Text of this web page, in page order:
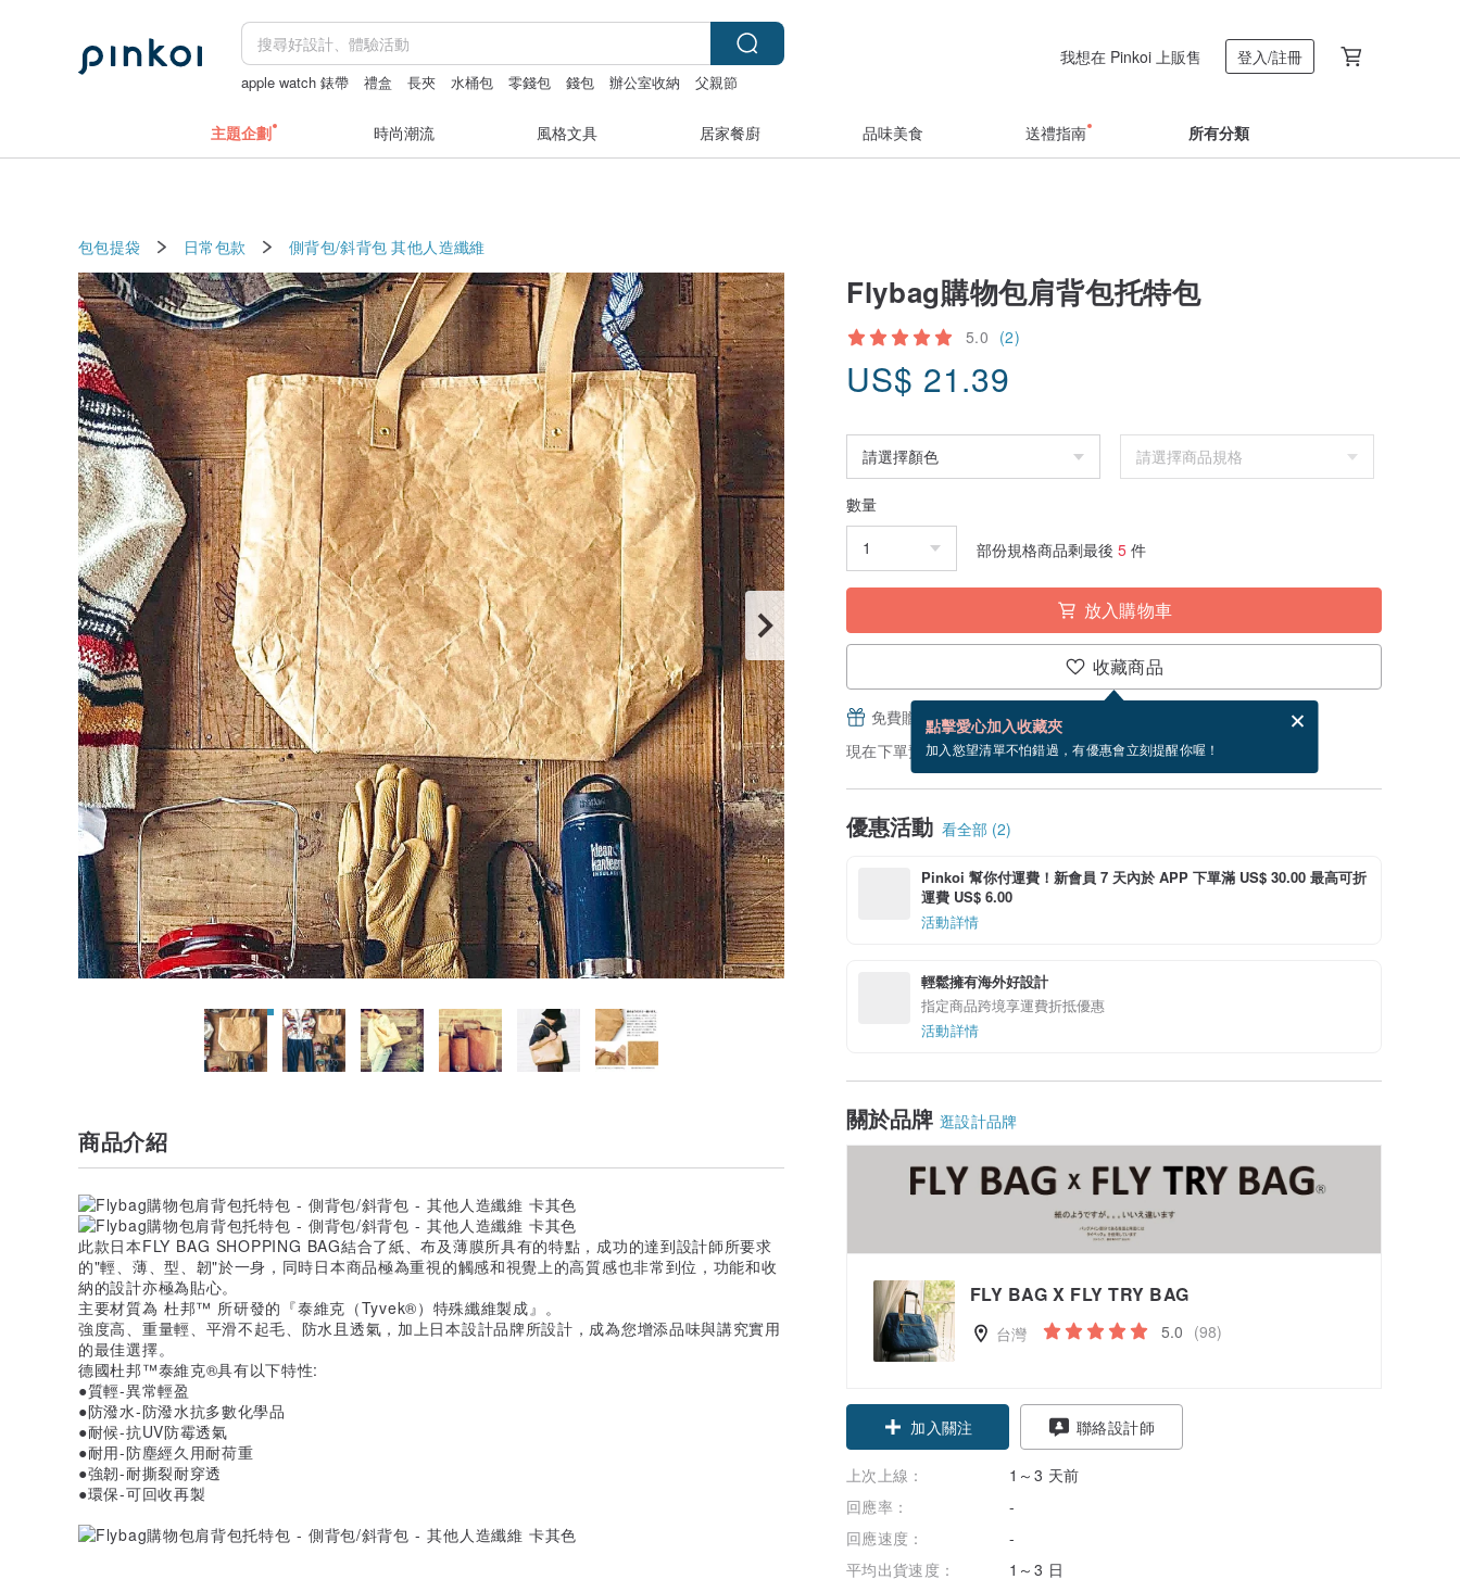
apple watch 錶帶 禮盒 長夾 水桶包 零錢包 錢包 辦公室收納 父親節
我想在 Pinkoi 上販售 登入/註冊
主題企劃 時尚潮流 風格文具 居家餐廚 品味美食 送禮指南 所有分類
包包提袋 日常包款 側背包/斜背包 其他人造纖維
Flybag購物包肩背包托特包
5.0 (2)
US$ 21.39
數量
部份規格商品剩最後 5 件
放入購物車
收藏商品
點擊愛心加入收藏夾
加入慾望清單不怕錯過，有優惠會立刻提醒你喔！
免費贈送電子賀卡，結帳完成後填寫
現在下單預估 8/23~8/29 到貨。
優惠活動 看全部 (2)
Pinkoi 幫你付運費！新會員 7 天內於 APP 下單滿 US$ 30.00 最高可折
運費 US$ 6.00
活動詳情
輕鬆擁有海外好設計
指定商品跨境享運費折抵優惠
活動詳情
關於品牌 逛設計品牌
FLY BAG X FLY TRY BAG
台灣 5.0 (98)
加入關注 聯絡設計師
上次上線：
1～3 天前
回應率：
-
回應速度：
-
平均出貨速度：
1～3 日
商品介紹
此款日本FLY BAG SHOPPING BAG結合了紙、布及薄膜所具有的特點，成功的達到設計師所要求
的"輕、薄、型、韌"於一身，同時日本商品極為重視的觸感和視覺上的高質感也非常到位，功能和收
納的設計亦極為貼心。
主要材質為 杜邦™ 所研發的『泰維克（Tyvek®）特殊纖維製成』。
強度高、重量輕、平滑不起毛、防水且透氣，加上日本設計品牌所設計，成為您增添品味與講究實用
的最佳選擇。
德國杜邦™泰維克®具有以下特性:
●質輕-異常輕盈
●防潑水-防潑水抗多數化學品
●耐候-抗UV防霉透氣
●耐用-防塵經久用耐荷重
●強韌-耐撕裂耐穿透
●環保-可回收再製